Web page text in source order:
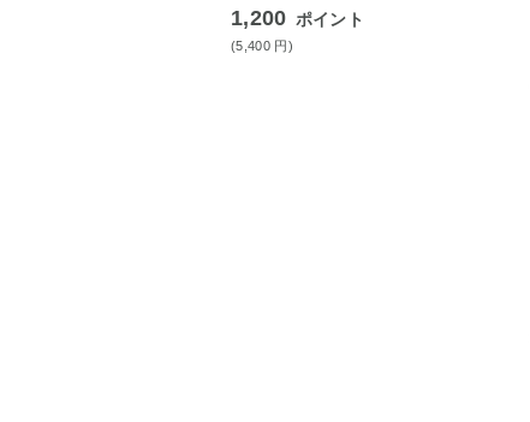
1,200 ポイント
(5,400 円)